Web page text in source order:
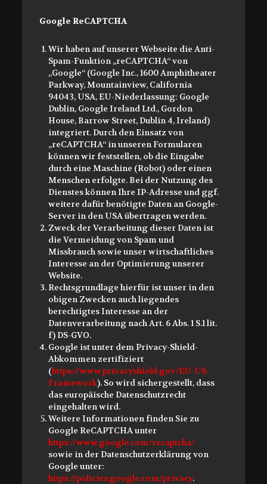
Google ReCAPTCHA
Wir haben auf unserer Webseite die Anti-
Spam-Funktion „reCAPTCHA“ von
„Google“ (Google Inc., 1600 Amphitheater
Parkway, Mountainview, California
94043, USA, EU-Niederlassung: Google
Dublin, Google Ireland Ltd., Gordon
House, Barrow Street, Dublin 4, Ireland)
integriert. Durch den Einsatz von
„reCAPTCHA“ in unseren Formularen
können wir feststellen, ob die Eingabe
durch eine Maschine (Robot) oder einen
Menschen erfolgte. Bei der Nutzung des
Dienstes können Ihre IP-Adresse und ggf.
weitere dafür benötigte Daten an Google-
Server in den USA übertragen werden.
Zweck der Verarbeitung dieser Daten ist
die Vermeidung von Spam und
Missbrauch sowie unser wirtschaftliches
Interesse an der Optimierung unserer
Website.
Rechtsgrundlage hierfür ist unser in den
obigen Zwecken auch liegendes
berechtigtes Interesse an der
Datenverarbeitung nach Art. 6 Abs. 1 S.1 lit.
f) DS-GVO.
Google ist unter dem Privacy-Shield-
Abkommen zertifiziert
(https://www.privacyshield.gov/EU-US-
Framework). So wird sichergestellt, dass
das europäische Datenschutzrecht
eingehalten wird.
Weitere Informationen finden Sie zu
Google ReCAPTCHA unter
https://www.google.com/recaptcha/
sowie in der Datenschutzerklärung von
Google unter:
https://policies.google.com/privacy.